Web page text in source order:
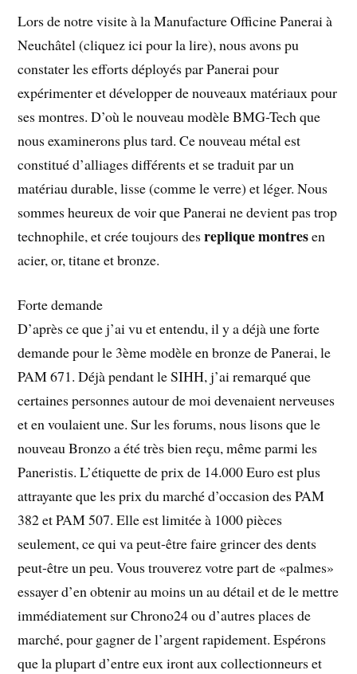
Lors de notre visite à la Manufacture Officine Panerai à
Neuchâtel (cliquez ici pour la lire), nous avons pu
constater les efforts déployés par Panerai pour
expérimenter et développer de nouveaux matériaux pour
ses montres. D’où le nouveau modèle BMG-Tech que
nous examinerons plus tard. Ce nouveau métal est
constitué d’alliages différents et se traduit par un
matériau durable, lisse (comme le verre) et léger. Nous
sommes heureux de voir que Panerai ne devient pas trop
technophile, et crée toujours desreplique montresen
acier, or, titane et bronze.
Forte demande
D’après ce que j’ai vu et entendu, il y a déjà une forte
demande pour le 3ème modèle en bronze de Panerai, le
PAM 671. Déjà pendant le SIHH, j’ai remarqué que
certaines personnes autour de moi devenaient nerveuses
et en voulaient une. Sur les forums, nous lisons que le
nouveau Bronzo a été très bien reçu, même parmi les
Paneristis. L’étiquette de prix de 14.000 Euro est plus
attrayante que les prix du marché d’occasion des PAM
382 et PAM 507. Elle est limitée à 1000 pièces
seulement, ce qui va peut-être faire grincer des dents
peut-être un peu. Vous trouverez votre part de «palmes»
essayer d’en obtenir au moins un au détail et de le mettre
immédiatement sur Chrono24 ou d’autres places de
marché, pour gagner de l’argent rapidement. Espérons
que la plupart d’entre eux iront aux collectionneurs et